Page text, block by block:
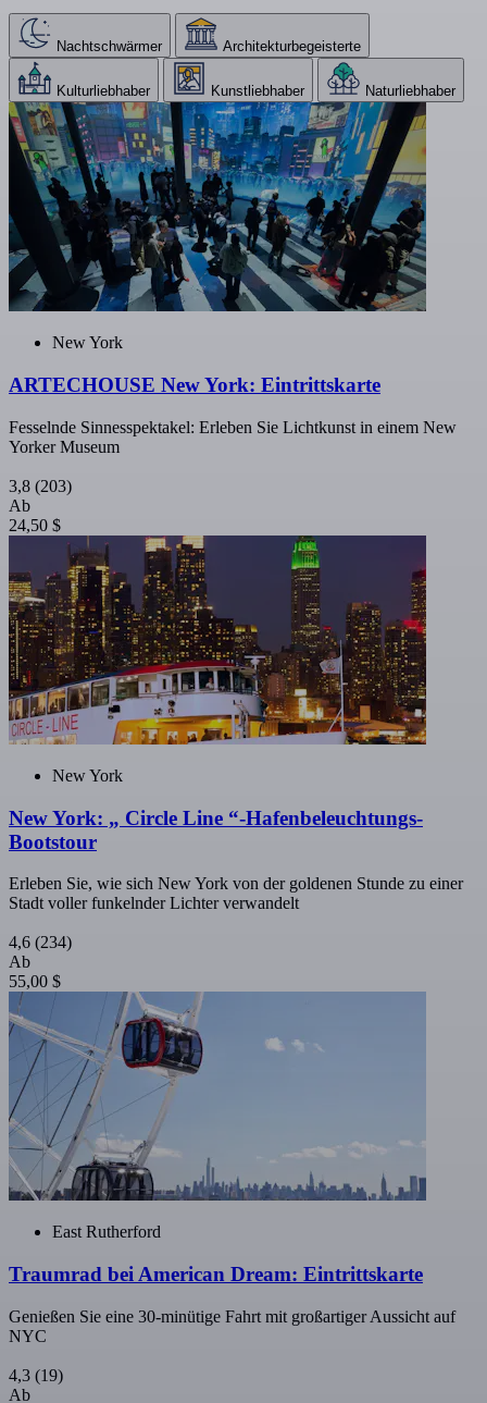
Nachtschwärmer Architekturbegeisterte
Kulturliebhaber Kunstliebhaber Naturliebhaber
New York
ARTECHOUSE New York: Eintrittskarte
Fesselnde Sinnesspektakel: Erleben Sie Lichtkunst in einem New
Yorker Museum
3,8 (203)
Ab
24,50 $
New York
New York: „ Circle Line “-Hafenbeleuchtungs-
Bootstour
Erleben Sie, wie sich New York von der goldenen Stunde zu einer
Stadt voller funkelnder Lichter verwandelt
4,6 (234)
Ab
55,00 $
East Rutherford
Traumrad bei American Dream: Eintrittskarte
Genießen Sie eine 30-minütige Fahrt mit großartiger Aussicht auf
NYC
4,3 (19)
Ab